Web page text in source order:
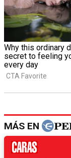
MÁS EN